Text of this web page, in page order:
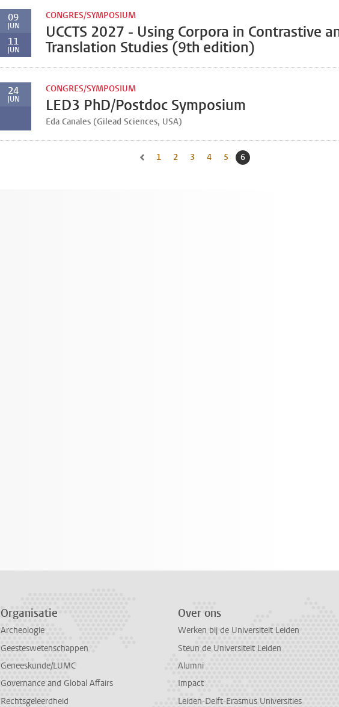
09
JUN
11
JUN
CONGRES/SYMPOSIUM
UCCTS 2027 - Using Corpora in Contrastive
Translation Studies (9th edition)
24
JUN
CONGRES/SYMPOSIUM
LED3 PhD/Postdoc Symposium
Eda Canales (Gilead Sciences, USA)
Naar vorige pagina, pagina 5
Naar pagina
1 Naar pagina
2 Naar pagina
3 Naar pagina
4 Naar pagina
5 Huidige pagina, pagina
6
Organisatie
Archeologie
Geesteswetenschappen
Geneeskunde/LUMC
Governance and Global Affairs
Rechtsgeleerdheid
Over ons
Werken bij de Universiteit Leiden
Steun de Universiteit Leiden
Alumni
Impact
Leiden-Delft-Erasmus Universities